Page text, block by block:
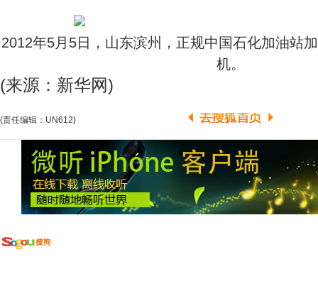
2012年5月5日，山东滨州，正规中国石化加油站
机。
(来源：新华网)
(责任编辑：UN612)